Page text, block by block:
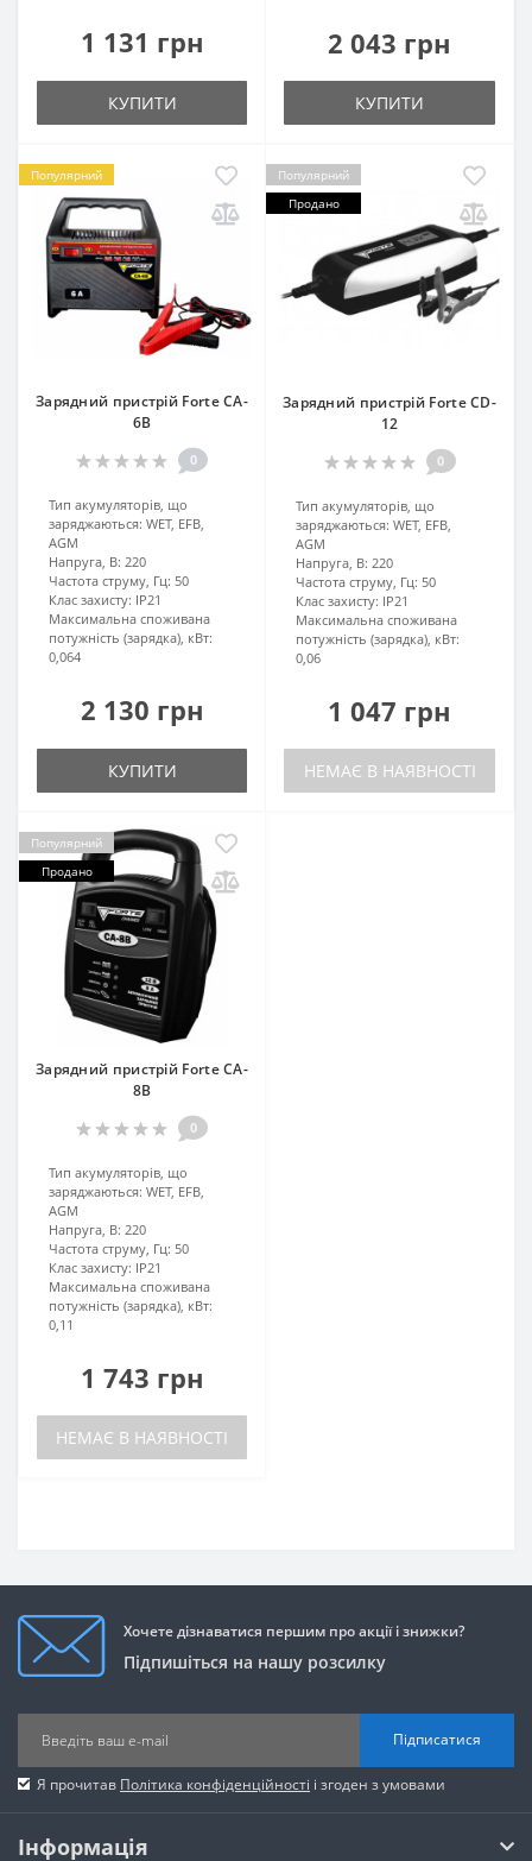
1 131 грн
КУПИТИ
2 043 грн
КУПИТИ
Популярний
Зарядний пристрій Forte CA-
6B
0
Тип акумуляторів, що
заряджаються: WET, EFB,
AGM
Напруга, В: 220
Частота струму, Гц: 50
Клас захисту: IP21
Максимальна споживана
потужність (зарядка), кВт:
0,064
2 130 грн
КУПИТИ
Популярний
Продано
Зарядний пристрій Forte CD-
12
0
Тип акумуляторів, що
заряджаються: WET, EFB,
AGM
Напруга, В: 220
Частота струму, Гц: 50
Клас захисту: IP21
Максимальна споживана
потужність (зарядка), кВт:
0,06
1 047 грн
НЕМАЄ В НАЯВНОСТІ
Популярний
Продано
Зарядний пристрій Forte CA-
8B
0
Тип акумуляторів, що
заряджаються: WET, EFB,
AGM
Напруга, В: 220
Частота струму, Гц: 50
Клас захисту: IP21
Максимальна споживана
потужність (зарядка), кВт:
0,11
1 743 грн
НЕМАЄ В НАЯВНОСТІ
Хочете дізнаватися першим про акції і знижки?
Підпишіться на нашу розсилку
Підписатися
Я прочитав Політика конфіденційності і згоден з умовами
Інформація